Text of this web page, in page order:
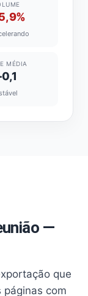
MÉDIA
—
que
páginas com